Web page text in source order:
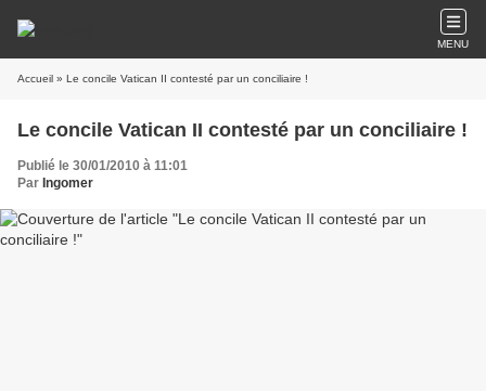
MENU
Accueil » Le concile Vatican II contesté par un conciliaire !
Le concile Vatican II contesté par un conciliaire !
Publié le 30/01/2010 à 11:01
Par Ingomer